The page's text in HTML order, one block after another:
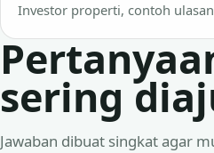
Investor properti, contoh ulasan
sering
Jawaban dibuat singkat agar